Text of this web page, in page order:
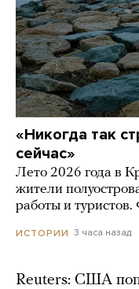
«Никогда так
сейчас»
Лето 2026 года в
жители
работы и
ИСТОРИИ 3 часа назад
Reuters: США